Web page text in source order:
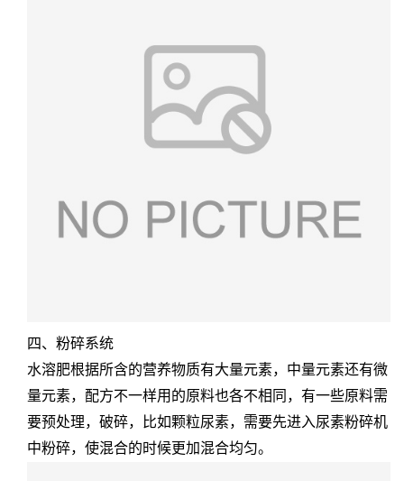
四、粉碎系统
水溶肥根据所含的营养物质有大量元素，中量元素还有微
量元素，配方不一样用的原料也各不相同，有一些原料需
要预处理，破碎，比如颗粒尿素，需要先进入尿素粉碎机
中粉碎，使混合的时候更加混合均匀。